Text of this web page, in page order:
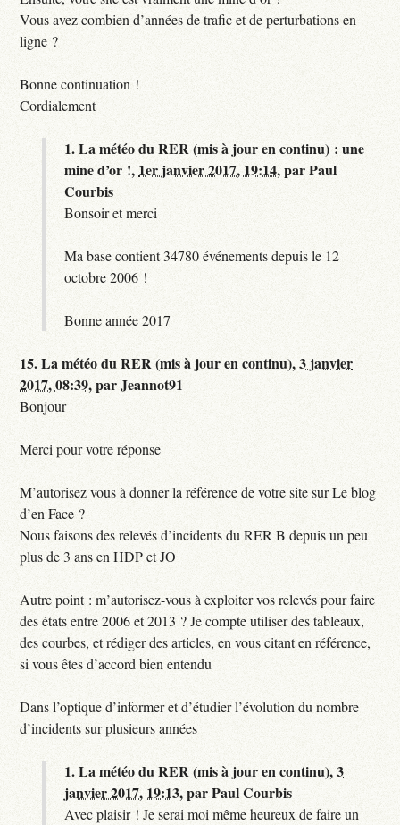
Vous avez combien d’années de trafic et de perturbations en
ligne ?
Bonne continuation !
Cordialement
1.La météo du RER (mis à jour en continu) : une
mine d’or !, 1er janvier 2017, 19:14,parPaul
Courbis
Bonsoir et merci
Ma base contient 34780 événements depuis le 12
octobre 2006 !
Bonne année 2017
15.La météo du RER (mis à jour en continu),3 janvier
2017, 08:39,parJeannot91
Bonjour
Merci pour votre réponse
M’autorisez vous à donner la référence de votre site sur Le blog
d’en Face ?
Nous faisons des relevés d’incidents du RER B depuis un peu
plus de 3 ans en HDP et JO
Autre point : m’autorisez-vous à exploiter vos relevés pour faire
des états entre 2006 et 2013 ? Je compte utiliser des tableaux,
des courbes, et rédiger des articles, en vous citant en référence,
si vous êtes d’accord bien entendu
Dans l’optique d’informer et d’étudier l’évolution du nombre
d’incidents sur plusieurs années
1.La météo du RER (mis à jour en continu),3
janvier 2017, 19:13,parPaul Courbis
Avec plaisir ! Je serai moi même heureux de faire un